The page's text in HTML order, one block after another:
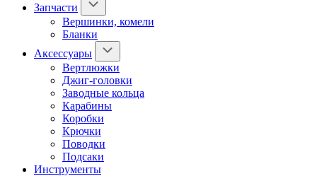
Запчасти
Вершинки, комели
Бланки
Аксессуары
Вертлюжки
Джиг-головки
Заводные кольца
Карабины
Коробки
Крючки
Поводки
Подсаки
Инструменты